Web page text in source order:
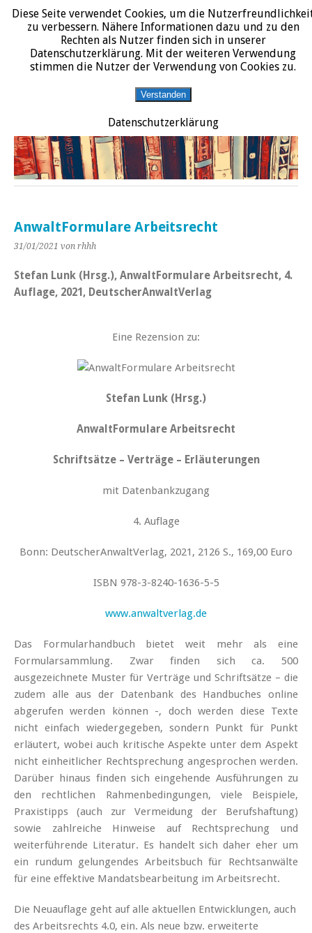
START DATENSCHUTZERKLÄRUNG IMPRESSUM ÜBER JURALIT
JURALIT
Rezensionen juristischer Literatur
AnwaltFormulare Arbeitsrecht
31/01/2021 von rhhh
Stefan Lunk (Hrsg.), AnwaltFormulare Arbeitsrecht, 4.
Auflage, 2021, DeutscherAnwaltVerlag
Eine Rezension zu:
Stefan Lunk (Hrsg.)
AnwaltFormulare Arbeitsrecht
Schriftsätze – Verträge – Erläuterungen
mit Datenbankzugang
4. Auflage
Bonn: DeutscherAnwaltVerlag, 2021, 2126 S., 169,00 Euro
ISBN 978-3-8240-1636-5-5
www.anwaltverlag.de
Das Formularhandbuch bietet weit mehr als eine
Formularsammlung. Zwar finden sich ca. 500
ausgezeichnete Muster für Verträge und Schriftsätze – die
zudem alle aus der Datenbank des Handbuches online
abgerufen werden können -, doch werden diese Texte
nicht einfach wiedergegeben, sondern Punkt für Punkt
erläutert, wobei auch kritische Aspekte unter dem Aspekt
nicht einheitlicher Rechtsprechung angesprochen werden.
Darüber hinaus finden sich eingehende Ausführungen zu
den rechtlichen Rahmenbedingungen, viele Beispiele,
Praxistipps (auch zur Vermeidung der Berufshaftung)
sowie zahlreiche Hinweise auf Rechtsprechung und
weiterführende Literatur. Es handelt sich daher eher um
ein rundum gelungendes Arbeitsbuch für Rechtsanwälte
für eine effektive Mandatsbearbeitung im Arbeitsrecht.
Die Neuauflage geht auf alle aktuellen Entwicklungen, auch
des Arbeitsrechts 4.0, ein. Als neue bzw. erweiterte
Diese Seite verwendet Cookies, um die
zu verbessern. Nähere Informationen dazu und zu den
Rechten als Nutzer finden sich in unserer
Datenschutzerklärung. Mit der weiteren Verwendung
stimmen die Nutzer der Verwendung von Cookies zu.
Verstanden
Datenschutzerklärung